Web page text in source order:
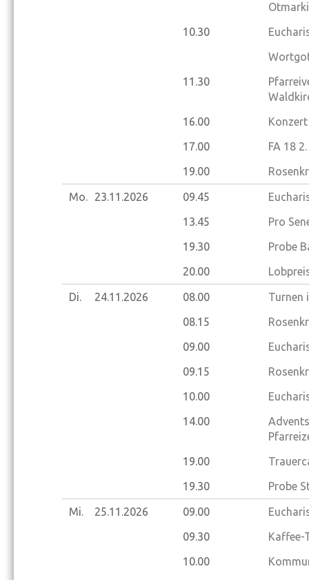
10.30
11.30
16.00
17.00
FA 18
19.00
Mo. 23.11.2026 09.45
13.45
Pro
19.30
Probe
20.00
Di. 24.11.2026 08.00
Turnen
08.15
09.00
09.15
10.00
14.00
19.00
19.30
Probe
Mi. 25.11.2026 09.00
09.30
Kaffee-
10.00